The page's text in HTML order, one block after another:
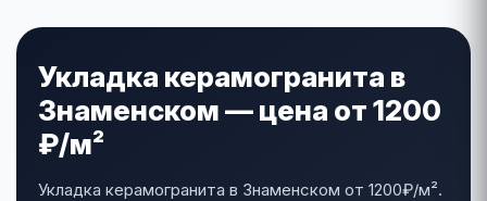
Укладка керамогранита в
Знаменском — цена от 1200
₽/м²
Укладка керамогранита в Знаменском от 1200₽/м².